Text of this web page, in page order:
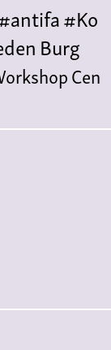
#Ko
Burg
Cen
Konzert
punk#kino